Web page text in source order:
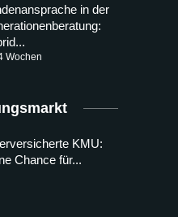
in der
Wochen
KMU:
Chance für...